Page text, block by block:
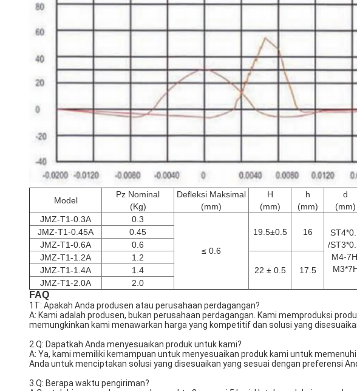
Model
Pz Nominal
(Kg)
Defleksi Maksimal
(mm)
H
(mm)
h
(mm)
d
(mm)
JMZ-T1-0.3A
0.3
≤ 0.6
19.5±0.5 16
/
M4-
JMZ-T1-0.45A
0.45
JMZ-T1-0.6A
0.6
JMZ-T1-1.2A
1.2
22 ± 0.5
17.5
JMZ-T1-1.4A
1.4
JMZ-T1-2.0A
2.0
FAQ
1T: Apakah Anda produsen atau perusahaan perdagangan?
A: Kami adalah produsen, bukan perusahaan perdagangan. Kami memproduksi
memungkinkan kami menawarkan harga yang kompetitif dan solusi yang
2.Q: Dapatkah Anda menyesuaikan produk untuk kami?
A: Ya, kami memiliki kemampuan untuk menyesuaikan produk kami untuk
Anda untuk menciptakan solusi yang disesuaikan yang sesuai dengan preferensi
3.Q: Berapa waktu pengiriman?